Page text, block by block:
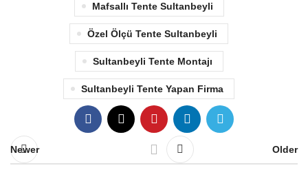
Mafsallı Tente Sultanbeyli
Özel Ölçü Tente Sultanbeyli
Sultanbeyli Tente Montajı
Sultanbeyli Tente Yapan Firma
Newer Older